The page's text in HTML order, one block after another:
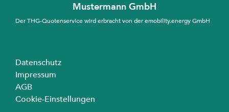
Mustermann GmbH
Der THG-Quotenservice wird erbracht von der emobility.energy GmbH
Datenschutz
Impressum
AGB
Cookie-Einstellungen